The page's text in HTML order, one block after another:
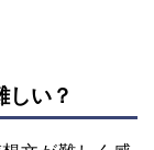
しい？